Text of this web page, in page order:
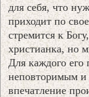
для себя, что
приходит по
стремится к
христианка, но
Для каждого его
неповторимым и
впечатление